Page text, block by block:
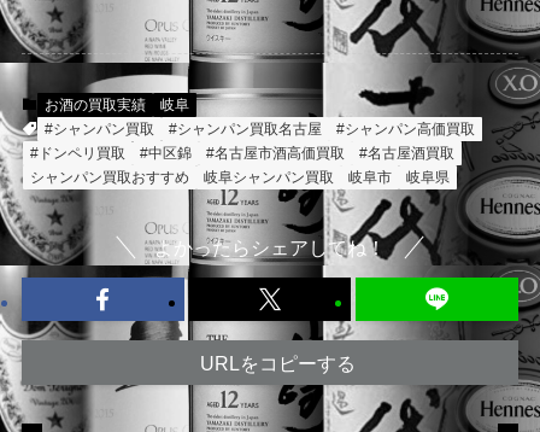
お酒の買取実績
岐阜
#シャンパン買取
#シャンパン買取名古屋
#シャンパン高価買取
#ドンペリ買取
#中区錦 #名古屋市酒高価買取
#名古屋酒買取
シャンパン買取おすすめ
岐阜シャンパン買取 岐阜市 岐阜県
よかったらシェアしてね！
URLをコピーする